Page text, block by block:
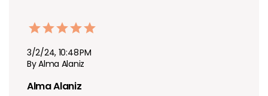
3/2/24, 10:48 PM
By Alma Alaniz
Alma Alaniz